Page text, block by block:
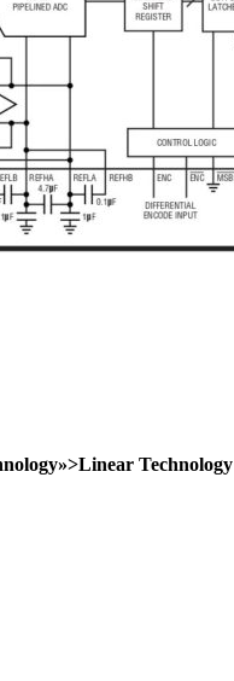
Technology